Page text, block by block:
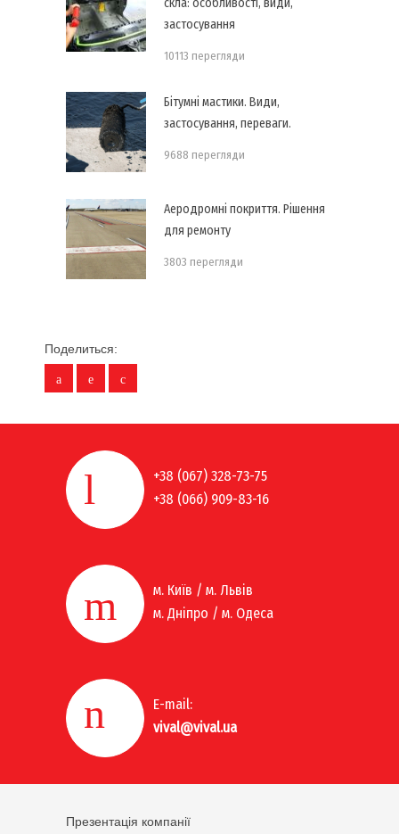
скла: особливості, види,
застосування
10113 перегляди
Бітумні мастики. Види,
застосування, переваги.
9688 перегляди
Аеродромні покриття. Рішення
для ремонту
3803 перегляди
Поделиться:
+38 (067) 328-73-75
+38 (066) 909-83-16
м. Київ / м. Львів
м. Дніпро / м. Одеса
E-mail:
vival@vival.ua
Презентація компанії